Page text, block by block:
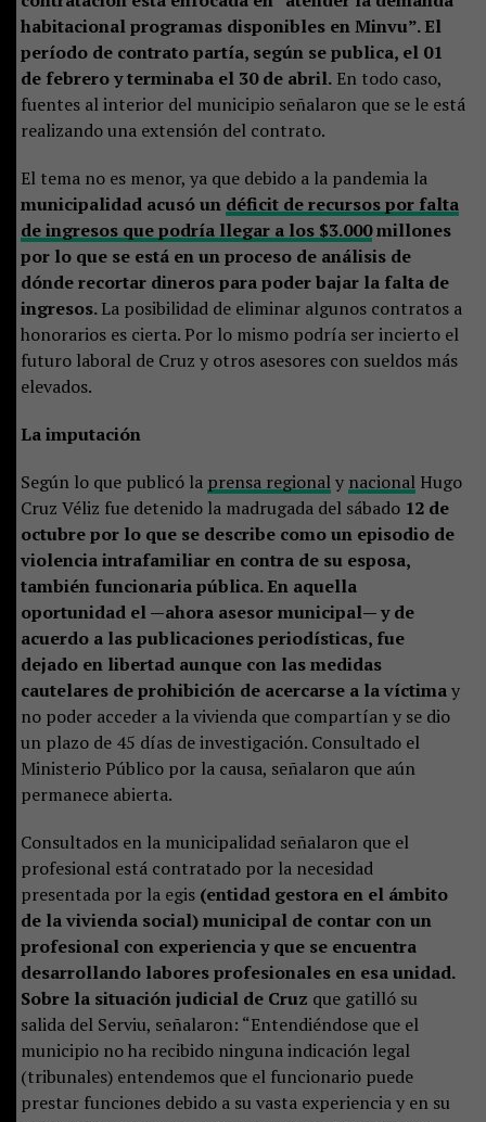
habitacional programas disponibles en Minvu”. El
período de contrato partía, según se publica, el 01
de febrero y terminaba el 30 de abril.En todo caso,
fuentes al interior del municipio señalaron que se le está
realizando una extensión del contrato.
El tema no es menor, ya que debido a la pandemia la
municipalidad acusó un déficit de recursos por falta
de ingresos que podría llegar a los $3.000millones
por lo que se está en un proceso de análisis de
dónde recortar dineros para poder bajar la falta de
ingresos.La posibilidad de eliminar algunos contratos a
honorarios es cierta. Por lo mismo podría ser incierto el
futuro laboral de Cruz y otros asesores con sueldos más
elevados.
La imputación
Según lo que publicó la prensa regionaly nacionalHugo
Cruz Véliz fue detenido la madrugada del sábado 12 de
octubre por lo que se describe como un episodio de
violencia intrafamiliar en contra de su esposa,
también funcionaria pública. En aquella
oportunidad el —ahora asesor municipal— y de
acuerdo a las publicaciones periodísticas, fue
dejado en libertad aunque con las medidas
cautelares de prohibición de acercarse a la víctimay
no poder acceder a la vivienda que compartían y se dio
un plazo de 45 días de investigación. Consultado el
Ministerio Público por la causa, señalaron que aún
permanece abierta.
Consultados en la municipalidad señalaron que el
profesional está contratado por la necesidad
presentada por la egis (entidad gestora en el ámbito
de la vivienda social) municipal de contar con un
profesional con experiencia y que se encuentra
desarrollando labores profesionales en esa unidad.
Sobre la situación judicial de Cruz que gatilló su
salida del Serviu, señalaron: “Entendiéndose que el
municipio no ha recibido ninguna indicación legal
(tribunales) entendemos que el funcionario puede
prestar funciones debido a su vasta experiencia y en su